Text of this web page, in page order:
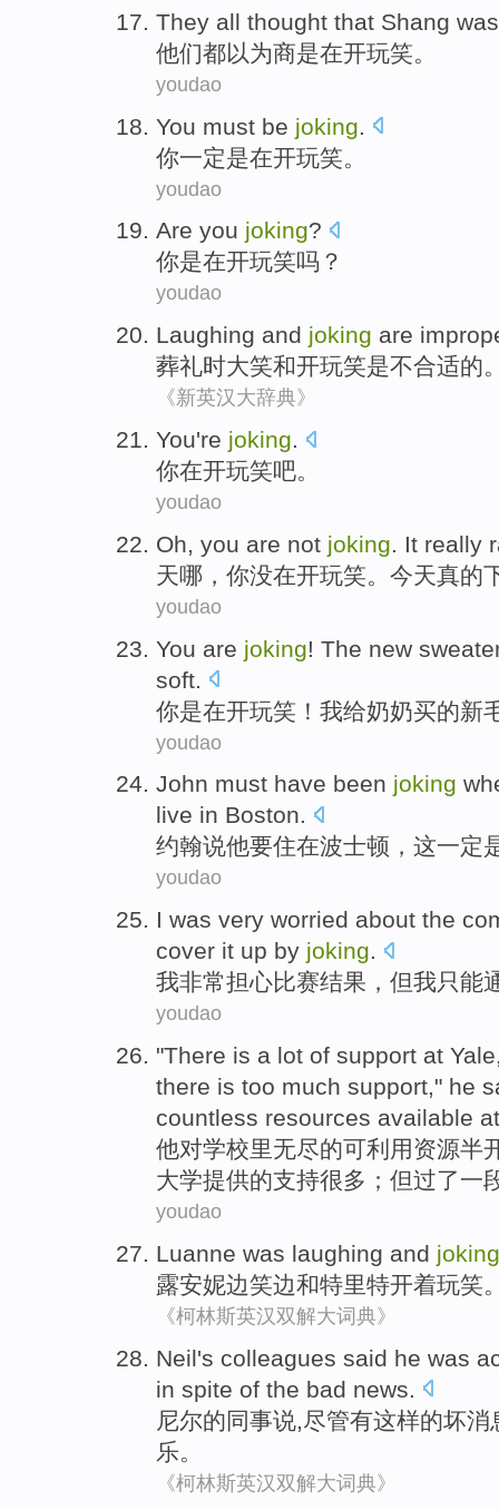
They all thought that Shang was
他们都以为商是在开玩笑。
youdao
You must be joking
你一定是在开玩笑 。
youdao
Are you joking?
你是在开玩笑吗？
youdao
Laughing and joking are
葬礼时大笑和开玩笑是不合适的
《新英汉大辞典》
You're joking.
你在开玩笑吧。
youdao
Oh, you are not joking. It really
天哪 ， 你没在开玩笑。 今天真的
youdao
You are joking! The new
soft
你是在开玩笑 ！ 我给奶奶买的新
youdao
John must have been joking
live in Boston.
约翰说他要住在波士顿 ， 这一定
youdao
I was very worried about the
cover it up by joking.
我非常担心比赛结果 ， 但我只能
youdao
"There is a lot of support at Yale
there is too much support," he
countless resources available
他对学校里无尽的可利用资源半
大学提供的支持很多 ；但过了一
youdao
Luanne was laughing and joking
露安妮边笑边和特里特开着玩笑
《柯林斯英汉双解大词典》
Neil's colleagues said he was
in spite of the bad news
尼尔的同事说 尽管有这样的坏消
乐。
《柯林斯英汉双解大词典》